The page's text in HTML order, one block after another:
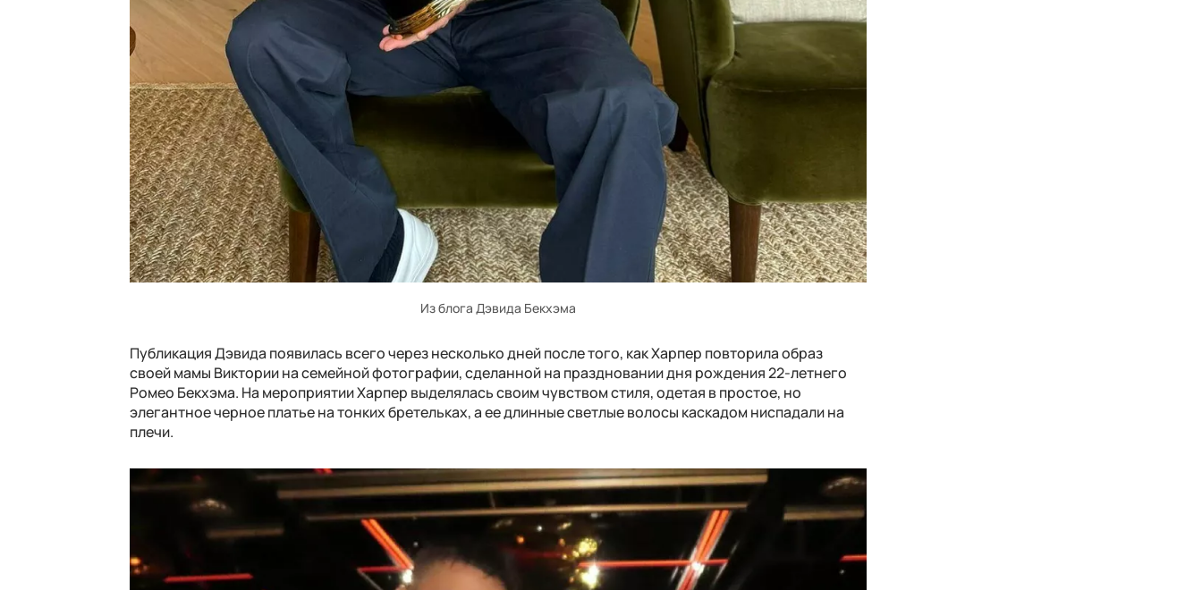
Из блога Дэвида Бекхэма
Публикация Дэвида появилась всего через несколько дней после того, как Харпер повторила образ
своей мамы Виктории на семейной фотографии, сделанной на праздновании дня рождения 22-летнего
Ромео Бекхэма. На мероприятии Харпер выделялась своим чувством стиля, одетая в простое, но
элегантное черное платье на тонких бретельках, а ее длинные светлые волосы каскадом ниспадали на
плечи.